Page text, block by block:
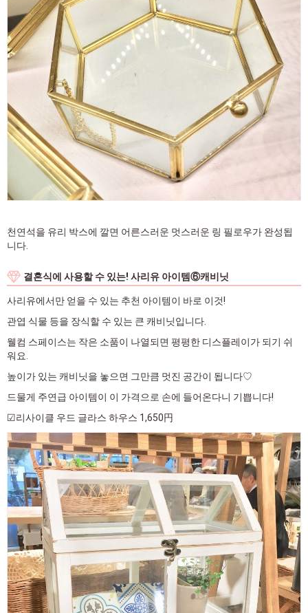
천연석을 유리 박스에 깔면 어른스러운 멋스러운 링 필로우가 완성됩
니다.
결혼식에 사용할 수 있는! 사리유 아이템⑥캐비닛
사리유에서만 얻을 수 있는 추천 아이템이 바로 이것!
관엽 식물 등을 장식할 수 있는 큰 캐비닛입니다.
웰컴 스페이스는 작은 소품이 나열되면 평평한 디스플레이가 되기 쉬
워요.
높이가 있는 캐비닛을 놓으면 그만큼 멋진 공간이 됩니다♡
드물게 주연급 아이템이 이 가격으로 손에 들어온다니 기쁩니다!
☑리사이클 우드 글라스 하우스 1,650円